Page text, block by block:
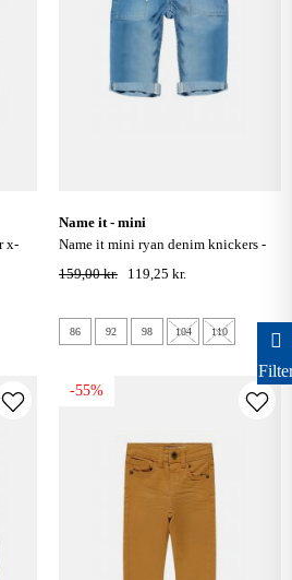
name it - mini
name it mini ryan denim knickers -
light blue denim
159,00 kr. 119,25 kr.
86 92 98 104 110
-55%